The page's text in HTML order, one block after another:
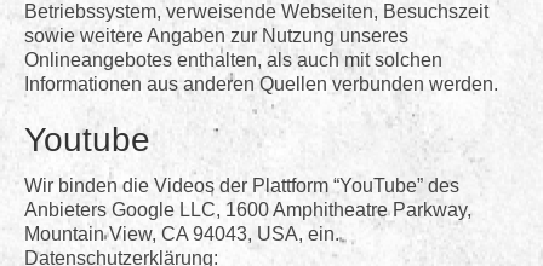
Betriebssystem, verweisende Webseiten, Besuchszeit
sowie weitere Angaben zur Nutzung unseres
Onlineangebotes enthalten, als auch mit solchen
Informationen aus anderen Quellen verbunden werden.
Youtube
Wir binden die Videos der Plattform “YouTube” des
Anbieters Google LLC, 1600 Amphitheatre Parkway,
Mountain View, CA 94043, USA, ein.
Datenschutzerklärung: